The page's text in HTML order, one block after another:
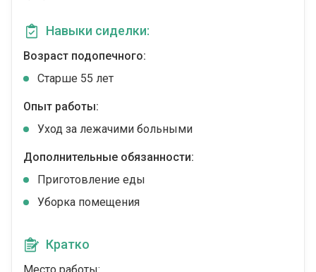
Навыки сиделки:
Возраст подопечного:
Cтарше 55 лет
Опыт работы:
Уход за лежачими больными
Дополнительные обязанности:
Приготовление еды
Уборка помещения
Кратко